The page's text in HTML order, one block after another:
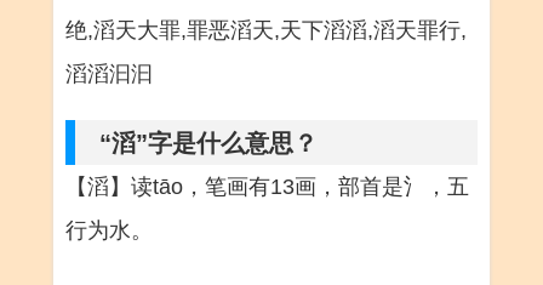
绝,滔天大罪,罪恶滔天,天下滔滔,滔天罪行,
滔滔汩汩
“滔”字是什么意思？
【滔】读tāo，笔画有13画，部首是氵，五
行为水。